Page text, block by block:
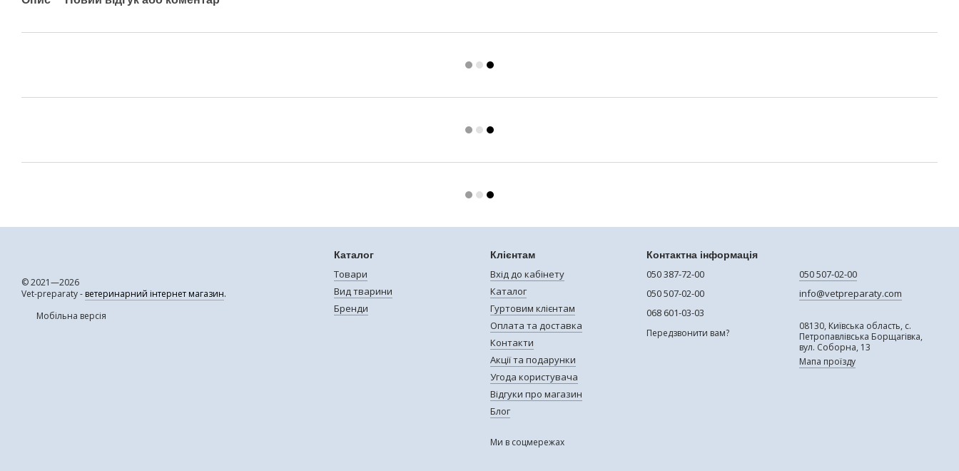
© 2021—2026
Vet-preparaty - ветеринарний інтернет магазин.
Мобільна версія
Каталог
Товари
Вид тварини
Бренди
Клієнтам
Вхід до кабінету
Каталог
Гуртовим клієнтам
Оплата та доставка
Контакти
Акції та подарунки
Угода користувача
Відгуки про магазин
Блог
Ми в соцмережах
Контактна інформація
050 387-72-00
050 507-02-00
068 601-03-03
Передзвонити вам?
050 507-02-00
info@vetpreparaty.com
08130, Київська область, с.
Петропавлівська Борщагівка,
вул. Соборна, 13
Мапа проїзду